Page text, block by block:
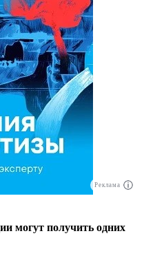
Реклама
могут получить одних